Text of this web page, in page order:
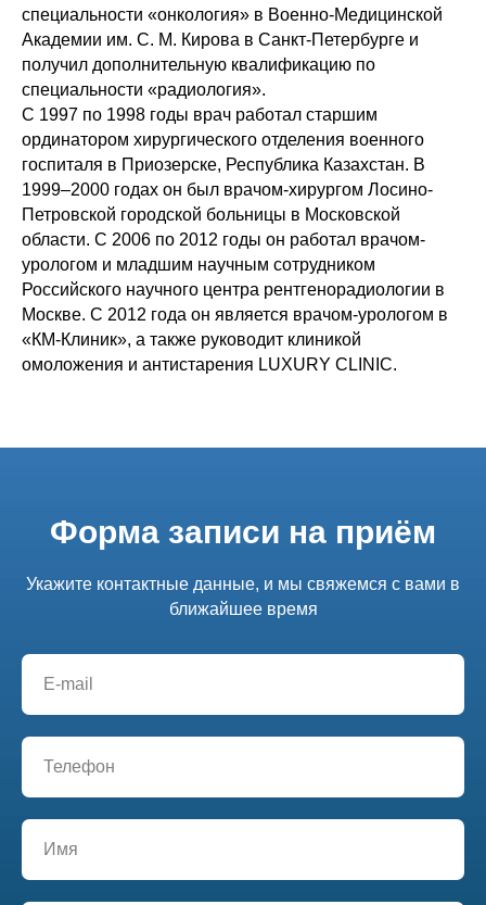
специальности «онкология» в Военно-Медицинской
Академии им. С. М. Кирова в Санкт-Петербурге и
получил дополнительную квалификацию по
специальности «радиология».
С 1997 по 1998 годы врач работал старшим
ординатором хирургического отделения военного
госпиталя в Приозерске, Республика Казахстан. В
1999–2000 годах он был врачом-хирургом Лосино-
Петровской городской больницы в Московской
области. С 2006 по 2012 годы он работал врачом-
урологом и младшим научным сотрудником
Российского научного центра рентгенорадиологии в
Москве. С 2012 года он является врачом-урологом в
«КМ-Клиник», а также руководит клиникой
омоложения и антистарения LUXURY CLINIC.
Форма записи на приём
Укажите контактные данные, и мы свяжемся с вами в
ближайшее время